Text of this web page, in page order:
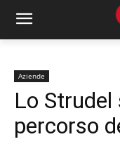
Aziende
Lo
percorso